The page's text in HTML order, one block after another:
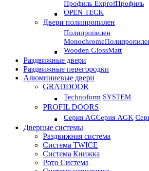
Профиль ExprofПрофиль
OPEN TECK
Двери полипропилен
Полипропилен
Monochrome
Wooden GlossMatt
Раздвижные двери
Раздвижные перегородки
Алюминиевые двери
GRADDOOR
Technoform SYSTEM
PROFIL DOORS
Серия AGСерия AGK
Дверные системы
Раздвижная система
Система TWICE
Система Книжка
Рото Система